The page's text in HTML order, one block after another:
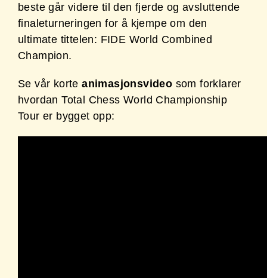
beste går videre til den fjerde og avsluttende
finaleturneringen for å kjempe om den
ultimate tittelen: FIDE World Combined
Champion.
Se vår korteanimasjonsvideo som forklarer
hvordan Total Chess World Championship
Tour er bygget opp: